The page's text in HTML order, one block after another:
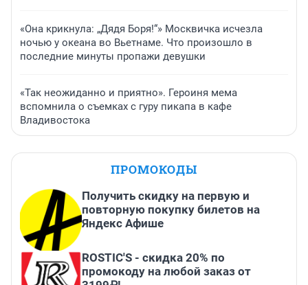
«Она крикнула: „Дядя Боря!“» Москвичка исчезла
ночью у океана во Вьетнаме. Что произошло в
последние минуты пропажи девушки
«Так неожиданно и приятно». Героиня мема
вспомнила о съемках с гуру пикапа в кафе
Владивостока
ПРОМОКОДЫ
Получить скидку на первую и
повторную покупку билетов на
Яндекс Афише
ROSTIC'S - скидка 20% по
промокоду на любой заказ от